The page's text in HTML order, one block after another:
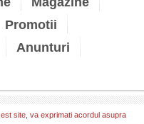
Promotii
Anunturi
site, va exprimati acordul asupra